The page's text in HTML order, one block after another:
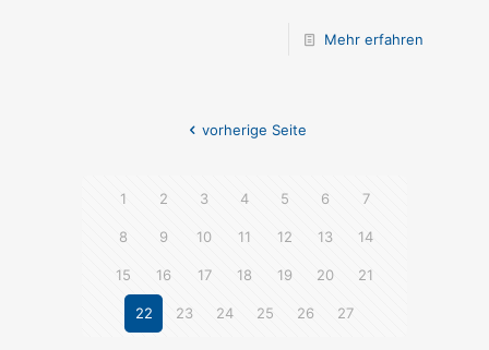
Mehr erfahren
vorherige Seite
1 2 3 4 5 6 7
8 9 10 11 12 13 14
15 16 17 18 19 20 21
22 23 24 25 26 27